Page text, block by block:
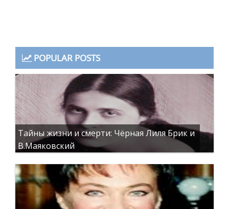
POPULAR POSTS
Тайны жизни и смерти: Чёрная Лиля Брик и
В.Маяковский